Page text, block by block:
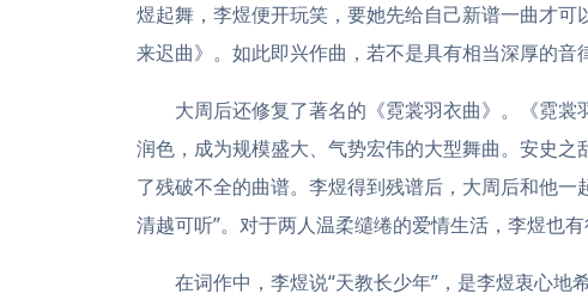
煜起舞，李煜便开玩笑，要她先给自己新谱一曲才
来迟曲》。如此即兴作曲，若不是具有相当深厚的音
大周后还修复了著名的《霓裳羽衣曲》。《霓
润色，成为规模盛大、气势宏伟的大型舞曲。安史
了残破不全的曲谱。李煜得到残谱后，大周后和他一
清越可听”。对于两人温柔缱绻的爱情生活，李煜也
在词作中，李煜说“天教长少年”，是李煜衷心